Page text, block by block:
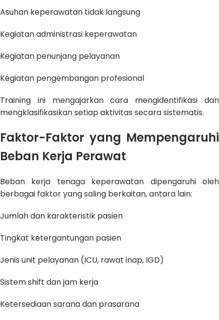
Asuhan keperawatan tidak langsung
Kegiatan administrasi keperawatan
Kegiatan penunjang pelayanan
Kegiatan pengembangan profesional
Training ini mengajarkan cara mengidentifikasi dan
mengklasifikasikan setiap aktivitas secara sistematis.
Faktor-Faktor yang Mempengaruhi
Beban Kerja Perawat
Beban kerja tenaga keperawatan dipengaruhi oleh
berbagai faktor yang saling berkaitan, antara lain:
Jumlah dan karakteristik pasien
Tingkat ketergantungan pasien
Jenis unit pelayanan (ICU, rawat inap, IGD)
Sistem shift dan jam kerja
Ketersediaan sarana dan prasarana